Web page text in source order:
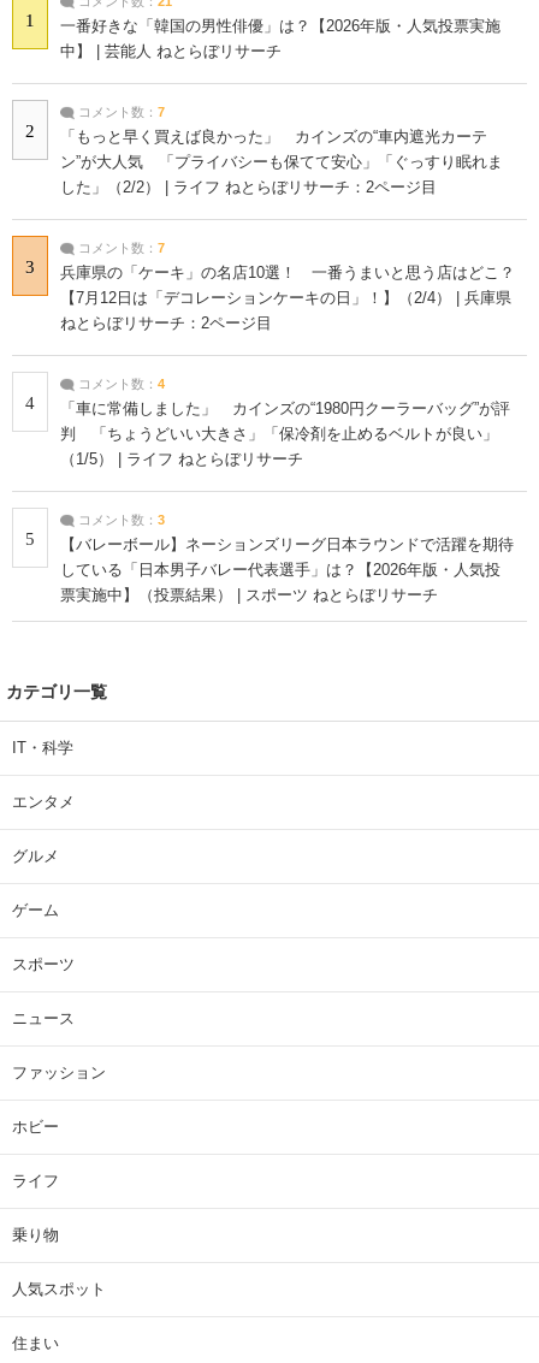
1
一番好きな「韓国の男性俳優」は？【2026年版・人気投票実施
中】 | 芸能人 ねとらぼリサーチ
2
コメント数： 7
「もっと早く買えば良かった」 カインズの“車内遮光カーテ
ン”が大人気 「プライバシーも保てて安心」「ぐっすり眠れま
した」（2/2） | ライフ ねとらぼリサーチ：2ページ目
3
コメント数： 7
兵庫県の「ケーキ」の名店10選！ 一番うまいと思う店はどこ？
【7月12日は「デコレーションケーキの日」！】（2/4） | 兵庫県
ねとらぼリサーチ：2ページ目
4
コメント数： 4
「車に常備しました」 カインズの“1980円クーラーバッグ”が評
判 「ちょうどいい大きさ」「保冷剤を止めるベルトが良い」
（1/5） | ライフ ねとらぼリサーチ
5
コメント数： 3
【バレーボール】ネーションズリーグ日本ラウンドで活躍を期待
している「日本男子バレー代表選手」は？【2026年版・人気投
票実施中】（投票結果） | スポーツ ねとらぼリサーチ
カテゴリ一覧
IT・科学
エンタメ
グルメ
ゲーム
スポーツ
ニュース
ファッション
ホビー
ライフ
乗り物
人気スポット
住まい